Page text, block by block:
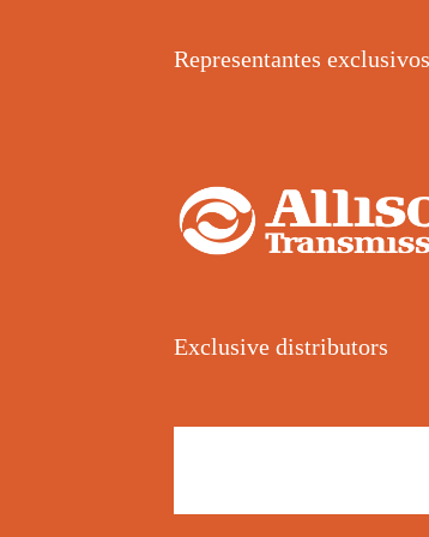
Representantes exclusivos
Exclusive distributors